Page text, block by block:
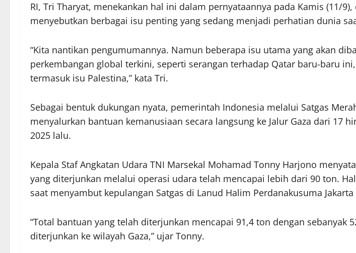
RI, Tri Tharyat, menekankan hal ini dalam pernyataannya pada Kamis (11/9),
menyebutkan berbagai isu penting yang sedang menjadi perhatian dunia
“Kita nantikan pengumumannya. Namun beberapa isu utama yang akan
perkembangan global terkini, seperti serangan terhadap Qatar baru-baru
termasuk isu Palestina,” kata Tri.
Sebagai bentuk dukungan nyata, pemerintah Indonesia melalui Satgas
menyalurkan bantuan kemanusiaan secara langsung ke Jalur Gaza dari 17
2025 lalu.
Kepala Staf Angkatan Udara TNI Marsekal Mohamad Tonny Harjono
yang diterjunkan melalui operasi udara telah mencapai lebih dari 90 ton.
saat menyambut kepulangan Satgas di Lanud Halim Perdanakusuma Jakarta
“Total bantuan yang telah diterjunkan mencapai 91,4 ton dengan sebanyak
diterjunkan ke wilayah Gaza,” ujar Tonny.